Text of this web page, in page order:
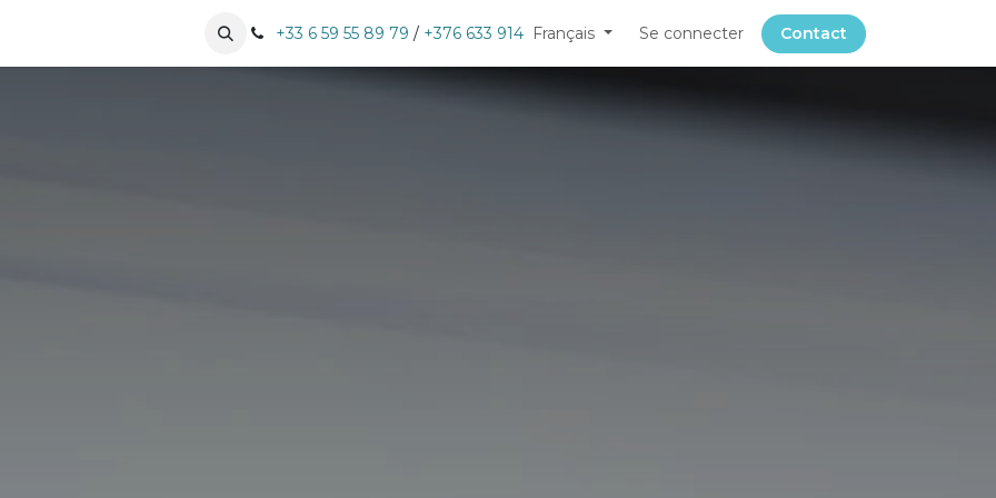
Prendre RDV
+33 6 59 55 89 79 / +376 633 914 Français Se connecter Contact